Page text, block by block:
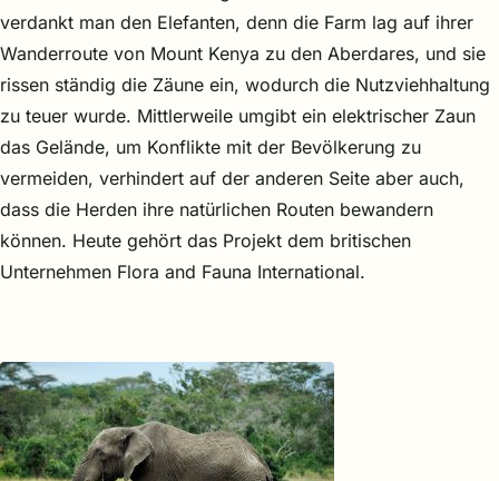
verdankt man den Elefanten, denn die Farm lag auf ihrer
Wanderroute von Mount Kenya zu den Aberdares, und sie
rissen ständig die Zäune ein, wodurch die Nutzviehhaltung
zu teuer wurde. Mittlerweile umgibt ein elektrischer Zaun
das Gelände, um Konflikte mit der Bevölkerung zu
vermeiden, verhindert auf der anderen Seite aber auch,
dass die Herden ihre natürlichen Routen bewandern
können. Heute gehört das Projekt dem britischen
Unternehmen Flora and Fauna International.